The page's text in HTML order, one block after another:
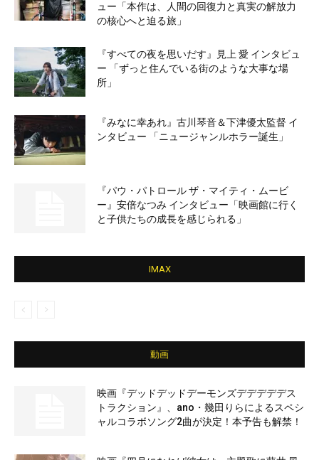
ュー「本作は、人間の回復力と真実の解放力
の核心へと迫る旅」
『すべての夜を思いだす』見上 愛 インタビュ
ー 「ずっと住んでいる街のような大事な場
所」
『みなに幸あれ』古川琴音＆下津優太監督 イ
ンタビュー 「ニュージャンルホラー誕生」
『パウ・パトロール ザ・マイティ・ムービ
ー』安倍なつみ インタビュー「映画館に行く
と子供たちの成長を感じられる」
IMAX
動画
映画『デッドデッドデーモンズデデデデデス
トラクション』、ano・幾田りらによるスペシ
ャルコラボソング2曲が決定！本予告も解禁！